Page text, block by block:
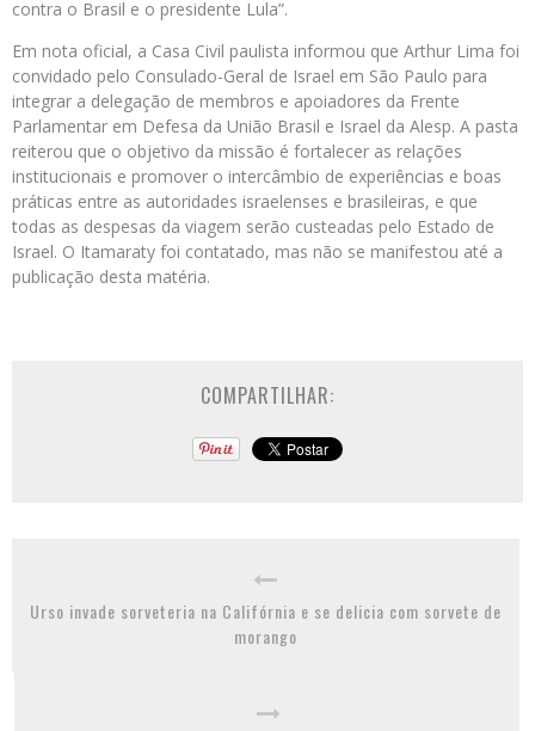
contra o Brasil e o presidente Lula”.
Em nota oficial, a Casa Civil paulista informou que Arthur Lima foi
convidado pelo Consulado-Geral de Israel em São Paulo para
integrar a delegação de membros e apoiadores da Frente
Parlamentar em Defesa da União Brasil e Israel da Alesp. A pasta
reiterou que o objetivo da missão é fortalecer as relações
institucionais e promover o intercâmbio de experiências e boas
práticas entre as autoridades israelenses e brasileiras, e que
todas as despesas da viagem serão custeadas pelo Estado de
Israel. O Itamaraty foi contatado, mas não se manifestou até a
publicação desta matéria.
COMPARTILHAR:
Urso invade sorveteria na Califórnia e se delicia com sorvete de
morango